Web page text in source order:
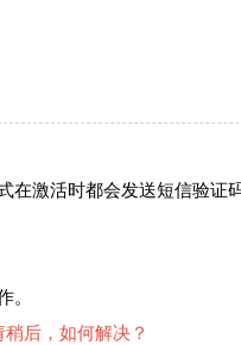
激活时都会发送短信验证
后，如何解决？